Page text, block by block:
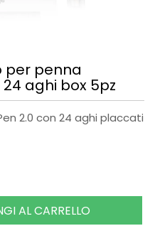
per penna
aghi box 5pz
2.0 con 24 aghi placcati
AL CARRELLO